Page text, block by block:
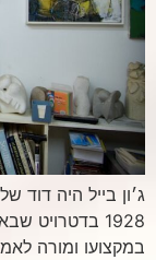
ג׳ון בייל היה דוד
1928
במקצועו ומורה